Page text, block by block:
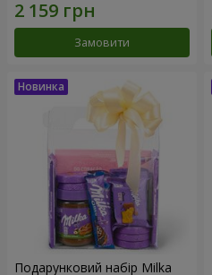
Замовити
Подарунковий набір Milka